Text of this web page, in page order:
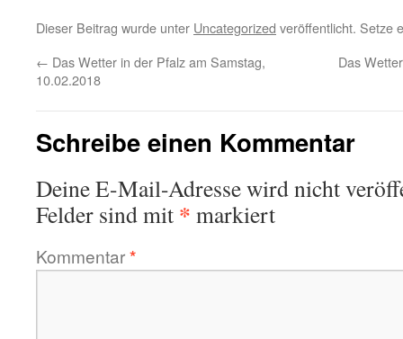
Dieser Beitrag wurde unter Uncategorized veröffentlicht. Setze
← Das Wetter in der Pfalz am Samstag,
10.02.2018
Das
Schreibe einen Kommentar
Deine E-Mail-Adresse wird nicht
Felder sind mit * markiert
Kommentar*